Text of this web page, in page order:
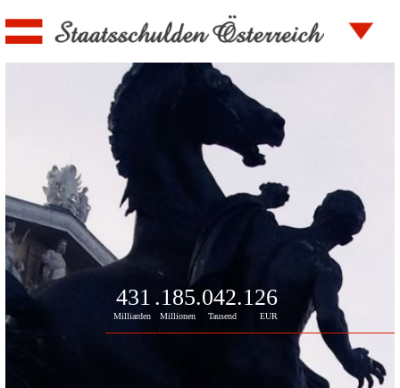
.815
EUR
.042
Tausend
.185
Millionen
431
Milliarden